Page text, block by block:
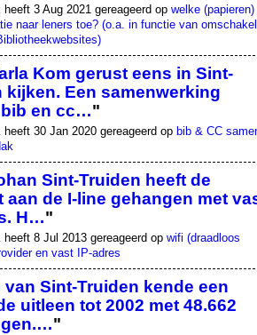
3 Aug 2021 gereageerd op welke (papieren)
naar leners toe? (o.a. in functie van
Kom gerust eens in Sint-
kijken. Een samenwerking
en cc…"
30 Jan 2020 gereageerd op bib & CC
Sint-Truiden heeft de
aan de I-line gehangen met
H…"
8 Jul 2013 gereageerd op wifi (draadloos
en vast IP-adres
van Sint-Truiden kende een
uitleen tot 2002 met 48.662
"